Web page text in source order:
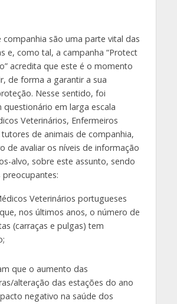
companhia são uma parte vital das
e, como tal, a campanha “Protect
acredita que este é o momento
de forma a garantir a sua
Nesse sentido, foi
questionário em larga escala
Veterinários, Enfermeiros
de animais de companhia,
de avaliar os níveis de informação
alvo, sobre este assunto, sendo
preocupantes:
Veterinários portugueses
nos últimos anos, o número de
(carraças e pulgas) tem
que o aumento das
alteração das estações do ano
negativo na saúde dos